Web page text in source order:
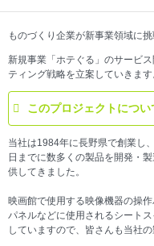
ものづくり企業が新事業領域に
新規事業「ホテぐる」のサービ
ティング戦略を立案していきます
このプロジェクトについ
当社は1984年に長野県で創業し
日までに数多くの製品を開発・
供してきました。
映画館で使用する映像機器の操
パネルなどに使用されるシート
していますので、皆さんも当社